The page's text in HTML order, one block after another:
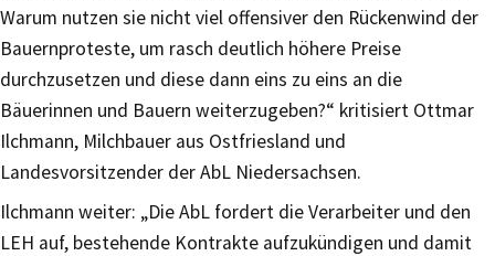
Warum nutzen sie nicht viel offensiver den Rückenwind der
Bauernproteste, um rasch deutlich höhere Preise
durchzusetzen und diese dann eins zu eins an die
Bäuerinnen und Bauern weiterzugeben?“ kritisiert Ottmar
Ilchmann, Milchbauer aus Ostfriesland und
Landesvorsitzender der AbL Niedersachsen.
Ilchmann weiter: „Die AbL fordert die Verarbeiter und den
LEH auf, bestehende Kontrakte aufzukündigen und damit